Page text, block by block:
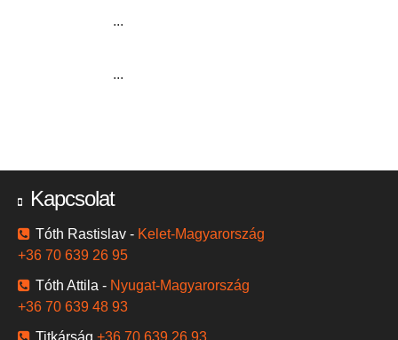
...
...
Kapcsolat
Tóth Rastislav - Kelet-Magyarország
+36 70 639 26 95
Tóth Attila - Nyugat-Magyarország
+36 70 639 48 93
Titkárság +36 70 639 26 93